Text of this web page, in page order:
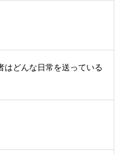
はどんな日常を送っている